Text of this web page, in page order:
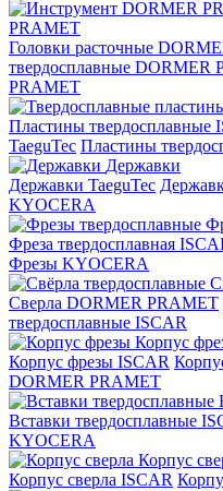
PRAMET
Головки расточные
твердосплавные DORMER
PRAMET
Пластины твердосплавные
TaeguTec Пластины
Державки
Державки TaeguTec
KYOCERA
Фреза твердосплавная
Фрезы KYOCERA
Сверла DORMER PRAMET
твердосплавные ISCAR
Корпус
Корпус фрезы ISCAR
DORMER PRAMET
Вставки твердосплавные
KYOCERA
Корпус
Корпус сверла ISCAR